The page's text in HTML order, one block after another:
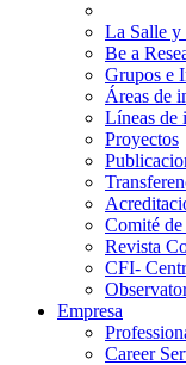
La Salle y
Be a
Grupos e
Áreas de
Líneas de
Proyectos
Comité
Revista
CFI-
Empresa
Career